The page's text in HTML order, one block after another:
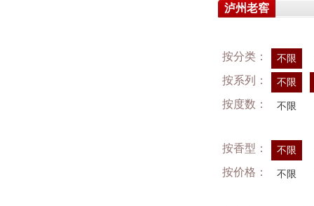
泸州老窖
按分类： 不限
按系列： 不限
按度数： 不限
按香型： 不限
按价格： 不限